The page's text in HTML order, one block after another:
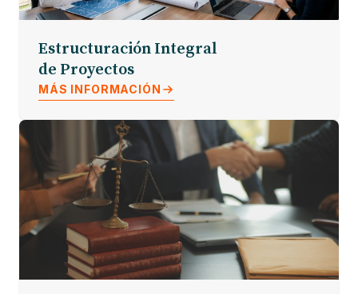
Estructuración Integral
de Proyectos
MÁS INFORMACIÓN